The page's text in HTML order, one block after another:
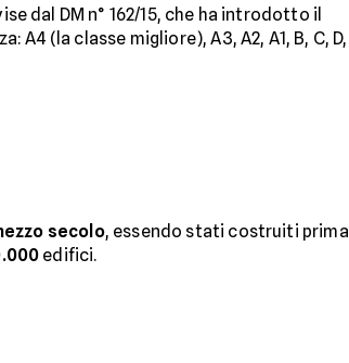
dal DM n° 162/15, che ha introdotto il
(la classe migliore), A3, A2, A1, B, C, D,
secolo, essendo stati costruiti prima
edifici.